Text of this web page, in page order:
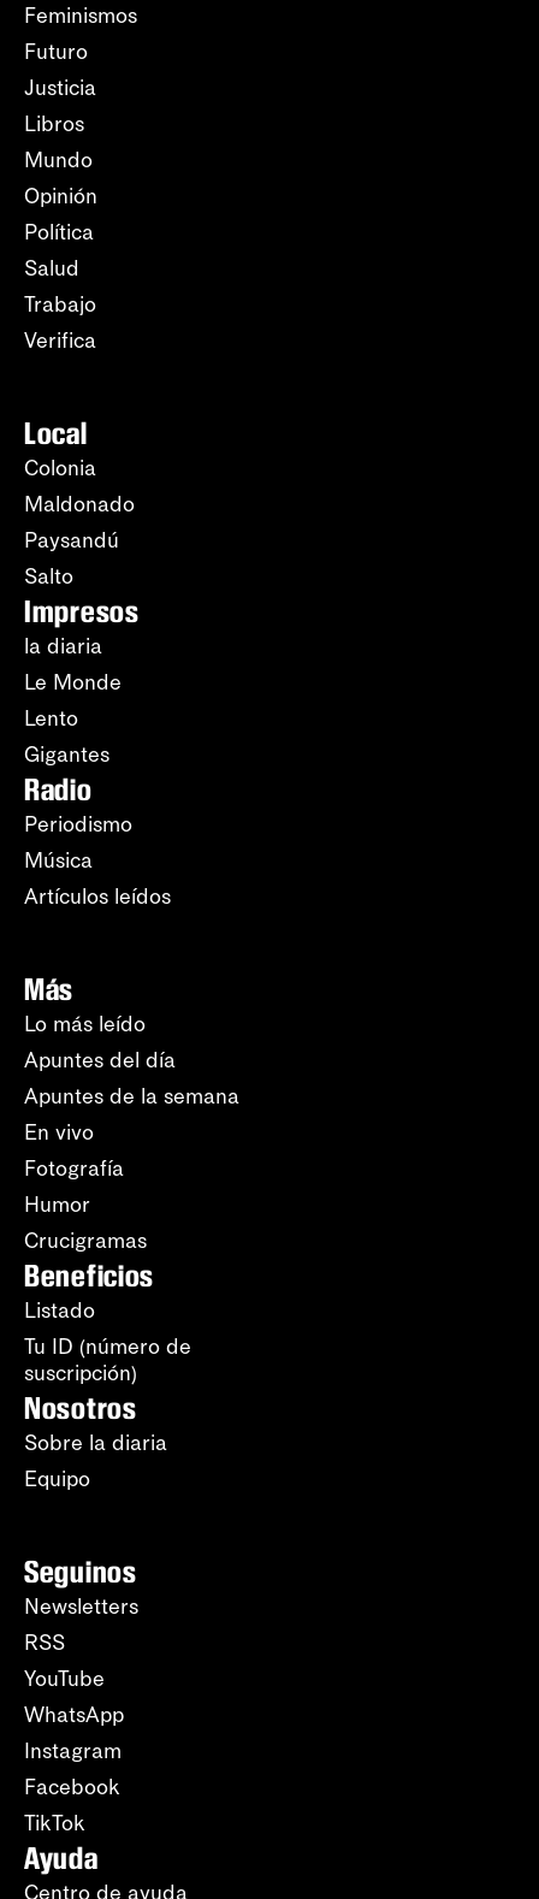
Feminismos
Futuro
Justicia
Libros
Mundo
Opinión
Política
Salud
Trabajo
Verifica
Local
Colonia
Maldonado
Paysandú
Salto
Impresos
la diaria
Le Monde
Lento
Gigantes
Radio
Periodismo
Música
Artículos leídos
Más
Lo más leído
Apuntes del día
Apuntes de la semana
En vivo
Fotografía
Humor
Crucigramas
Beneficios
Listado
Tu ID (número de
suscripción)
Nosotros
Sobre la diaria
Equipo
Seguinos
Newsletters
RSS
YouTube
WhatsApp
Instagram
Facebook
TikTok
Ayuda
Centro de ayuda